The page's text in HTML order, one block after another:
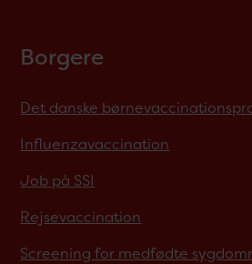
Borgere
Det danske
Influenzavaccination
Job på SSI
Rejsevaccination
Screening for medfødte